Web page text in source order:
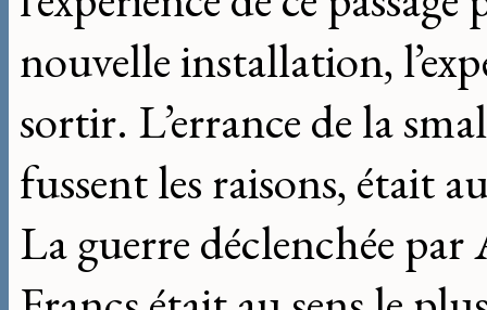
nouvelle installation,
sortir. L’errance de la
fussent les raisons, était
La guerre déclenchée